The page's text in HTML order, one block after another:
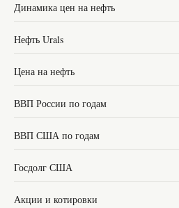
Динамика цен на нефть
Нефть Urals
Цена на нефть
ВВП России по годам
ВВП США по годам
Госдолг США
Акции и котировки